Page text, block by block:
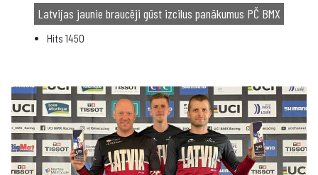
Latvijas jaunie braucēji gūst izcilus panākumus PČ BMX
Hits 1450